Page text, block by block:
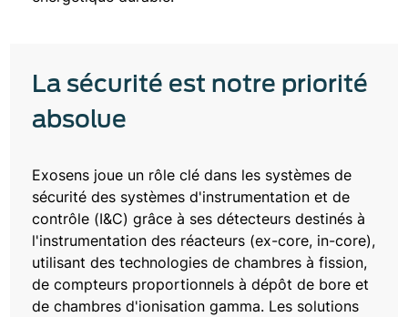
La sécurité est notre priorité
absolue
Exosens joue un rôle clé dans les systèmes de
sécurité des systèmes d'instrumentation et de
contrôle (I&C) grâce à ses détecteurs destinés à
l'instrumentation des réacteurs (ex-core, in-core),
utilisant des technologies de chambres à fission,
de compteurs proportionnels à dépôt de bore et
de chambres d'ionisation gamma. Les solutions